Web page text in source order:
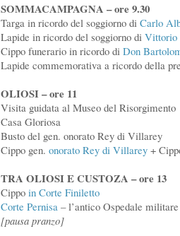
SOMMACAMPAGNA – ore 9.30
Targa in ricordo del soggiorno di Carlo
Lapide in ricordo del soggiorno di Vittorio
Cippo funerario in ricordo di Don
Lapide commemorativa a ricordo della
OLIOSI – ore 11
Visita guidata al Museo del Risorgimento
Casa Gloriosa
Busto del gen. onorato Rey di Villarey
Cippo gen. onorato Rey di Villarey+
TRA OLIOSI E CUSTOZA – ore 13
Cippo in Corte Finiletto
Corte Pernisa– l’antico Ospedale militare
[pausa pranzo]